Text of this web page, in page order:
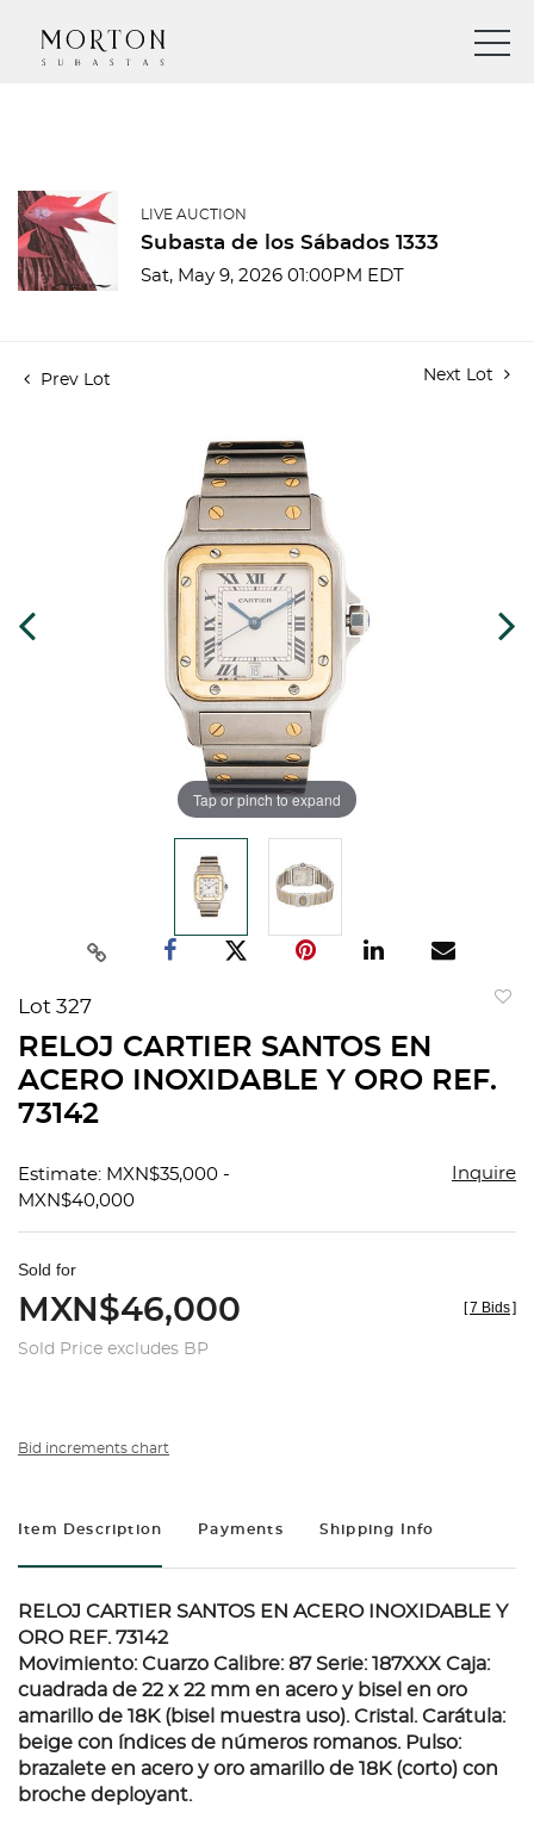
LIVE AUCTION
Subasta de los Sábados 1333
Sat, May 9, 2026 01:00PM EDT
Prev Lot Next Lot
Tap or pinch to expand
Lot 327
RELOJ CARTIER SANTOS EN
ACERO INOXIDABLE Y ORO REF.
73142
Estimate: MXN$35,000 -
MXN$40,000
Inquire
Sold for
MXN$46,000
Sold Price excludes BP
[7 Bids]
Bid increments chart
Item Description Payments Shipping Info
RELOJ CARTIER SANTOS EN ACERO INOXIDABLE Y
ORO REF. 73142
Movimiento: Cuarzo Calibre: 87 Serie: 187XXX Caja:
cuadrada de 22 x 22 mm en acero y bisel en oro
amarillo de 18K (bisel muestra uso). Cristal. Carátula:
beige con índices de números romanos. Pulso:
brazalete en acero y oro amarillo de 18K (corto) con
broche deployant.